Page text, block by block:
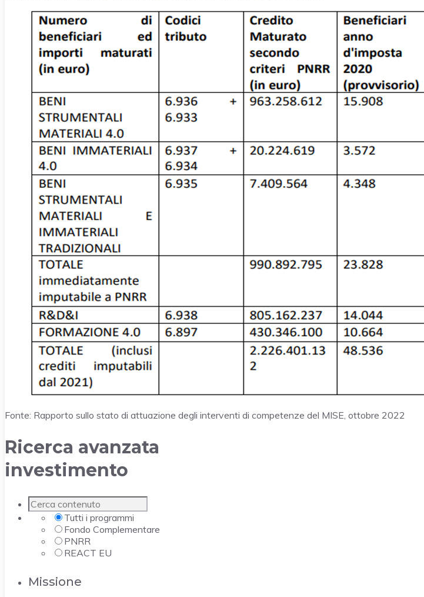
Fonte: Rapporto sullo stato di attuazione degli interventi di competenze del MISE, ottobre 2022
Ricerca avanzata
investimento
Tutti i programmi
Fondo Complementare
PNRR
REACT EU
Missione